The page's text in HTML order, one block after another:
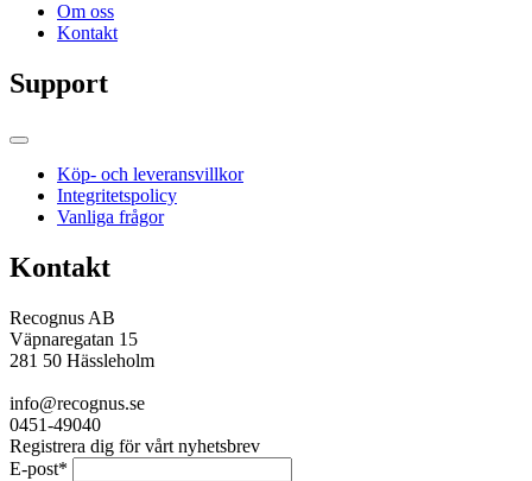
Om oss
Kontakt
Support
Köp- och leveransvillkor
Integritetspolicy
Vanliga frågor
Kontakt
Recognus AB
Väpnaregatan 15
281 50 Hässleholm
info@recognus.se
0451-49040
Registrera dig för vårt nyhetsbrev
E-post*